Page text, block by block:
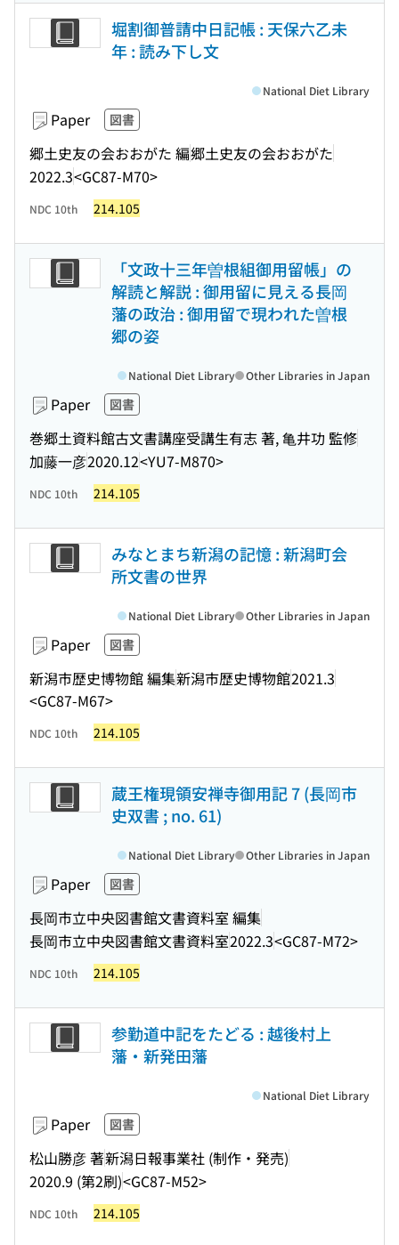
堀割御普請中日記帳 : 天保六乙未
年 : 読み下し文
Paper 図書
郷土史友の会おおがた 編郷土史友の会おおがた
2022.3<GC87-M70>
National Diet Library
NDC 10th 214.105
「文政十三年曽根組御用留帳」の
解読と解説 : 御用留に見える長岡
藩の政治 : 御用留で現われた曽根
郷の姿
Paper 図書
巻郷土資料館古文書講座受講生有志 著, 亀井功 監修
加藤一彦2020.12<YU7-M870>
National Diet Library Other Libraries in Japan
NDC 10th 214.105
みなとまち新潟の記憶 : 新潟町会
所文書の世界
Paper 図書
新潟市歴史博物館 編集新潟市歴史博物館2021.3
<GC87-M67>
National Diet Library Other Libraries in Japan
NDC 10th 214.105
蔵王権現領安禅寺御用記 7 (長岡市
史双書 ; no. 61)
Paper 図書
長岡市立中央図書館文書資料室 編集
長岡市立中央図書館文書資料室2022.3<GC87-M72>
National Diet Library Other Libraries in Japan
NDC 10th 214.105
参勤道中記をたどる : 越後村上
藩・新発田藩
Paper 図書
松山勝彦 著新潟日報事業社 (制作・発売)
2020.9 (第2刷)<GC87-M52>
National Diet Library
NDC 10th 214.105